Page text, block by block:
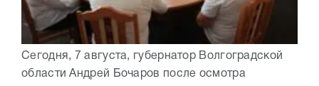
Сегодня, 7 августа, губернатор Волгоградской
области Андрей Бочаров после осмотра